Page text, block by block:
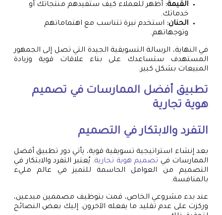
القيمة: أظهر للعملاء كيف ستفيدهم منتجاتك أو
خدماتك.
الحنان: استخدم نبرة تتناسب مع اهتماماتهم
وتوجهاتهم.
في النهاية، الرسالة التسويقية الجيدة التي تصل إلى الجمهور
المستهدف ستساعدك على بناء علاقات قوية وزيادة
المبيعات بشكل كبير.
تطبيق أفضل الممارسات في تصميم
هوية تجارية
التفرد والابتكار في التصميم
بعد إنشاء استراتيجية تسويقية قوية، يأتي دور تطبيق أفضل
الممارسات في تصميم هوية تجارية. يُعتبر التفرد والابتكار في
التصميم من العوامل الحاسمة للتميز في عالم مليء
بالمنافسة.
عند بدء مشروعي الخاص، قمت بتوظيف مصممين مبدعين،
وركزت على عدم تقليد ما يفعله الآخرون. إليك بعض النصائح